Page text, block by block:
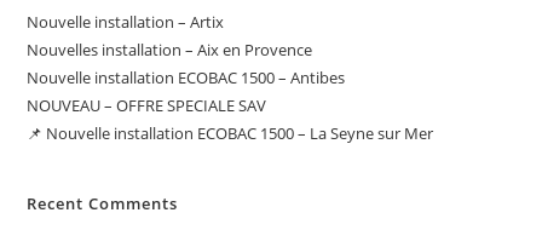
Nouvelle installation – Artix
Nouvelles installation – Aix en Provence
Nouvelle installation ECOBAC 1500 – Antibes
NOUVEAU – OFFRE SPECIALE SAV
📌 Nouvelle installation ECOBAC 1500 – La Seyne sur Mer
Recent Comments